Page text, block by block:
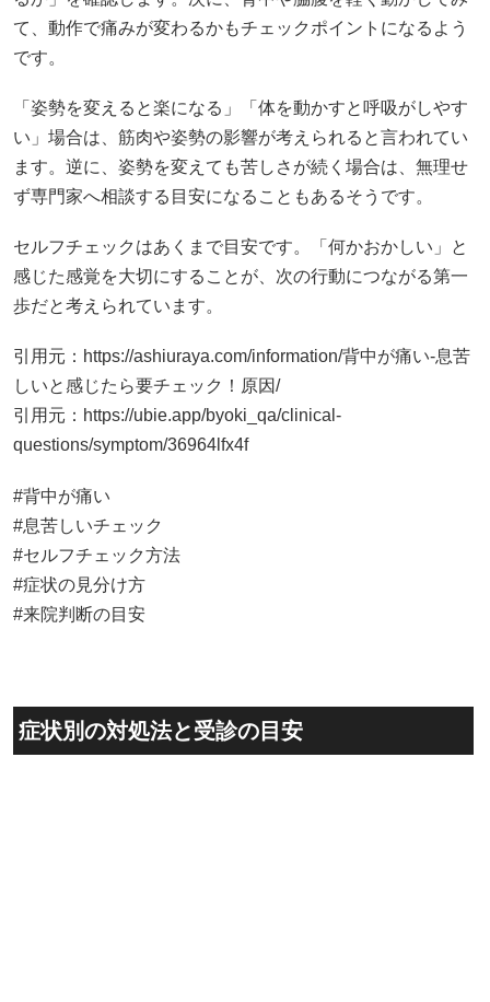
ます。逆に、姿勢を変えても苦しさが続く場合は、無理せ
ず専門家へ相談する目安になることもあるそうです。
感じた感覚を大切にすることが、次の行動につながる第一
歩だと考えられています。
引用元：https://ashiuraya.com/information/背中が痛い-息苦
引用元：
https://ubie.app/byoki_qa/clinical-
questions/symptom/36964lfx4f
#息苦しいチェック
#セルフチェック方法
#症状の見分け方
#来院判断の目安
症状別の対処法と受診の目安